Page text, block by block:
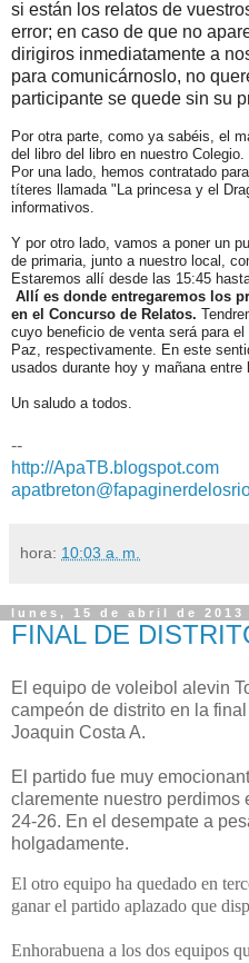
si están los relatos de
error; en caso de que no
dirigiros inmediatamente a
para comunicárnoslo, no
participante se quede sin su
Por otra parte, como ya sabéis, el
del libro del libro en nuestro Colegio.
Por una lado, hemos contratado
títeres llamada "La princesa y el
informativos.
Y por otro lado, vamos a poner un
de primaria, junto a nuestro local,
Estaremos allí desde las 15:45
Allí es donde entregaremos los
en el Concurso de Relatos.
cuyo beneficio de venta será para
Paz, respectivamente. En este
usados durante hoy y mañana
Un saludo a todos.
--
http://ApaTB.blogspot.com
hora: 10:03 a. m.
lunes, 15 de abril de 2013
FINAL DE
El equipo de voleibol alevin
campeón de distrito en la
Joaquin Costa A.
El partido fue muy
claremente nuestro
24-26. En el desempate a
holgadamente.
El otro equipo ha quedado en
ganar el partido aplazado que
Enhorabuena a los dos equipos